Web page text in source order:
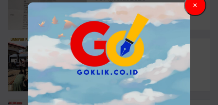
×
AMPHK DESAK POLRES
GORONTALO...
BERITA
06 Agustus 2026
SATBRIMOB POLDA
GORONTALO...